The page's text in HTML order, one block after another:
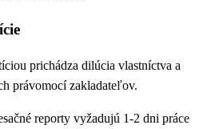
prichádza dilúcia vlastníctva a
právomocí zakladateľov.
reporty vyžadujú 1-2 dni práce